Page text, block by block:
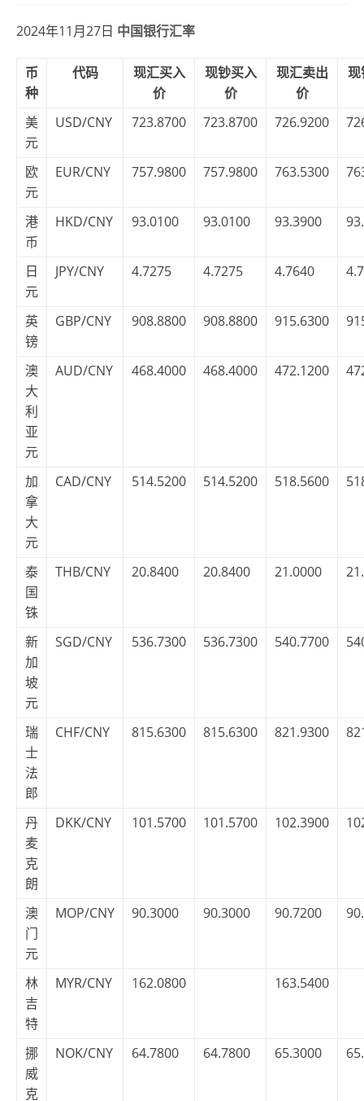
2024年11月27日 中国银行汇率
币
种
代码
现汇买入
价
现钞买入
价
现汇卖出
价
现
美
元
USD/CNY 723.8700 723.8700 726.9200
欧
元
EUR/CNY 757.9800 757.9800 763.5300
港
币
HKD/CNY 93.0100 93.0100 93.3900
日
元
JPY/CNY 4.7275 4.7275 4.7640
英
镑
GBP/CNY 908.8800 908.8800 915.6300
澳
大
利
亚
元
AUD/CNY 468.4000 468.4000 472.1200
加
拿
大
元
CAD/CNY 514.5200 514.5200 518.5600
泰
国
铢
THB/CNY 20.8400 20.8400 21.0000
新
加
坡
元
SGD/CNY 536.7300 536.7300 540.7700
瑞
士
法
郎
CHF/CNY 815.6300 815.6300 821.9300
丹
麦
克
朗
DKK/CNY 101.5700 101.5700 102.3900
澳
门
元
MOP/CNY 90.3000 90.3000 90.7200
林
吉
特
MYR/CNY 162.0800 163.5400
挪
威
克
NOK/CNY 64.7800 64.7800 65.3000